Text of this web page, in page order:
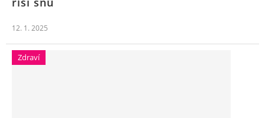
12. 1. 2025
Zdraví